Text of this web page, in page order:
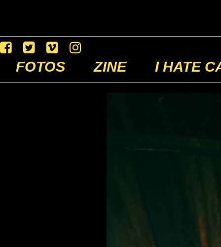
FOTOS ZINE I HATE